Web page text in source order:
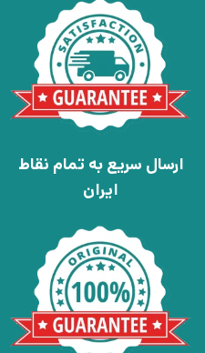
ارسال سریع به تمام نقاط
ایران